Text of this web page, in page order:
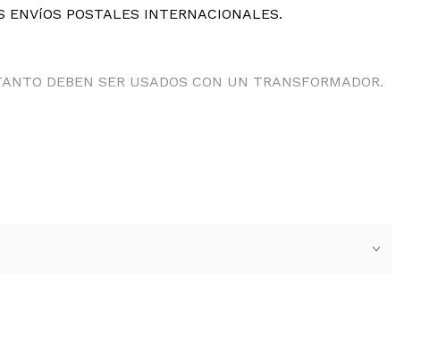
ENVíOS POSTALES INTERNACIONALES.
DEBEN SER USADOS CON UN TRANSFORMADOR.